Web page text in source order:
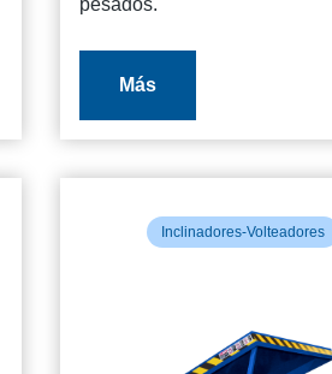
pesados.
Más
Inclinadores-Volteadores